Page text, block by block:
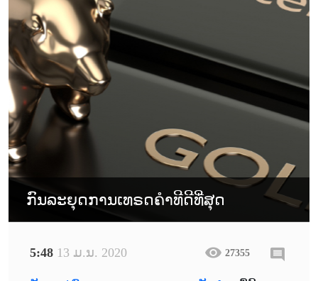
ກົນລະຍຸດການເທຣດຄຳທີດີທີ່ສຸດ
5:48 13 ມ.ນ. 2020 27355